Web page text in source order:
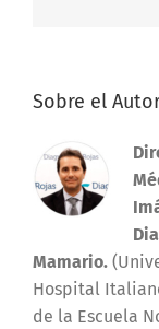
Sobre el
Mamario.
Hospital
de la Escuela